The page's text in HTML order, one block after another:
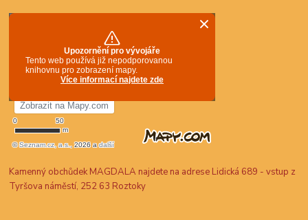
Kamenný obchůdek MAGDALA najdete na adrese Lidická 689 - vstup z
Tyršova náměstí, 252 63 Roztoky